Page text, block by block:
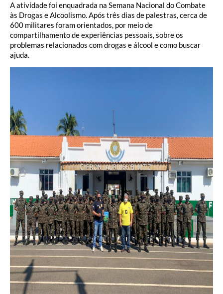
A atividade foi enquadrada na Semana Nacional do Combate
às Drogas e Alcoolismo. Após três dias de palestras, cerca de
600 militares foram orientados, por meio de
compartilhamento de experiências pessoais, sobre os
problemas relacionados com drogas e álcool e como buscar
ajuda.